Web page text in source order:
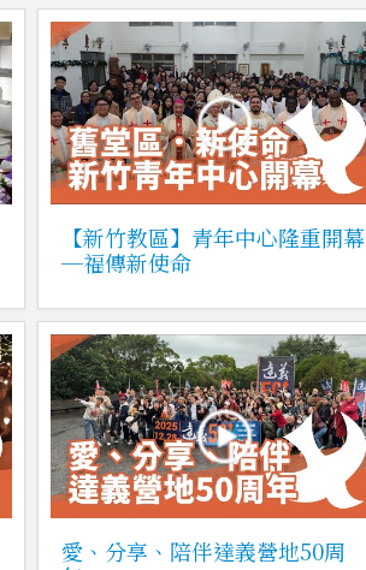
【新竹教區】青年中心隆重開幕
─福傳新使命
愛、分享、陪伴達義營地50周